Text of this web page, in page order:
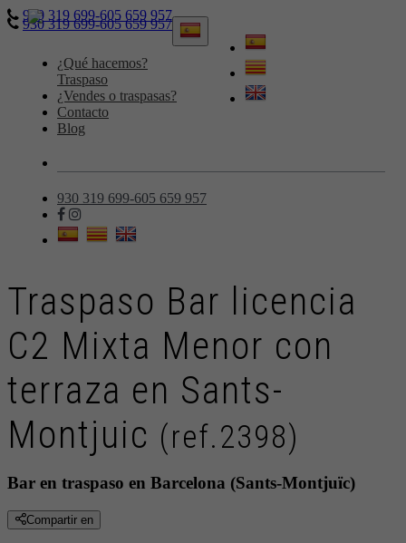
930 319 699-605 659 957
930 319 699-605 659 957
Toggle
navigation
¿Qué hacemos?
Traspaso
¿Vendes o traspasas?
Contacto
Blog
930 319 699-605 659 957
Traspaso Bar licencia
C2 Mixta Menor con
terraza en Sants-
Montjuic (ref.2398)
Bar en traspaso en Barcelona (Sants-Montjuïc)
Compartir en